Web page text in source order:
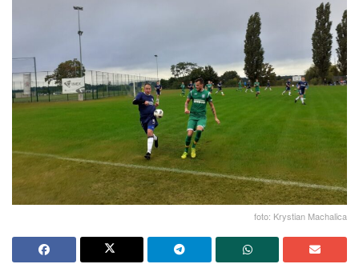
foto: Krystian Machalica